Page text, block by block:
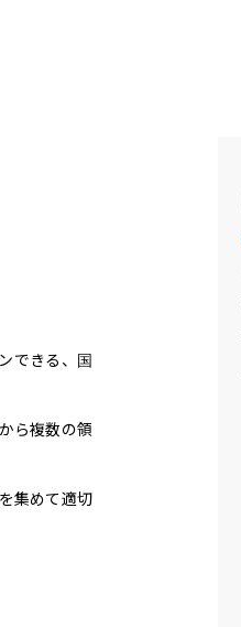
できる、国
ら複数の領
集めて適切